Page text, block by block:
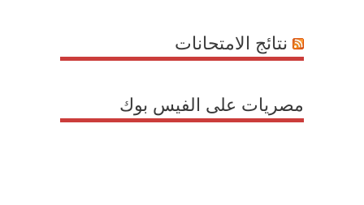
نتائج الامتحانات
مصريات على الفيس بوك